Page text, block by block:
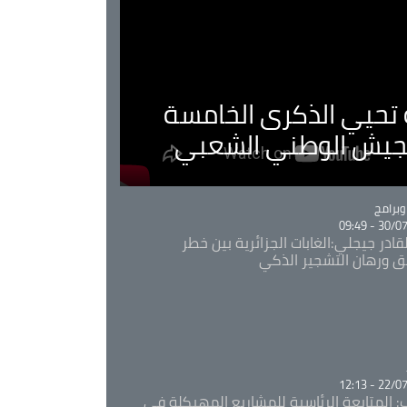
تحيي الذكرى الخامسة
الوطني الشعبي
30/07/
جيجلي:الغابات الجزائرية بين خطر
ورهان التشجير الذكي
22/07/
المتابعة الرئاسية للمشاريع المهيكلة في